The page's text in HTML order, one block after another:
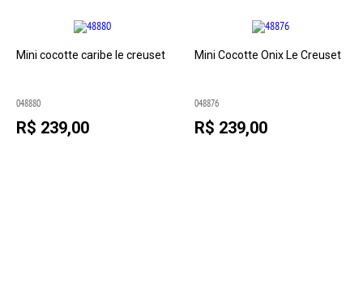
Mini cocotte caribe le creuset
048880
R$ 239,00
Mini Cocotte Onix Le Creuset
048876
R$ 239,00